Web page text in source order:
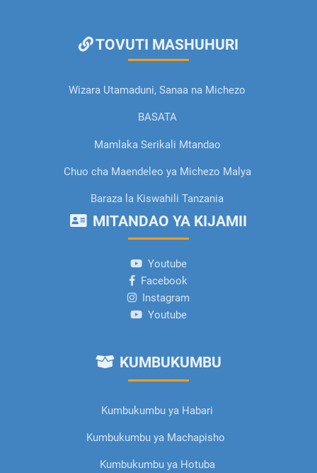
TOVUTI MASHUHURI
Wizara Utamaduni, Sanaa na Michezo
BASATA
Mamlaka Serikali Mtandao
Chuo cha Maendeleo ya Michezo Malya
Baraza la Kiswahili Tanzania
MITANDAO YA KIJAMII
Youtube
Facebook
Instagram
Youtube
KUMBUKUMBU
Kumbukumbu ya Habari
Kumbukumbu ya Machapisho
Kumbukumbu ya Hotuba